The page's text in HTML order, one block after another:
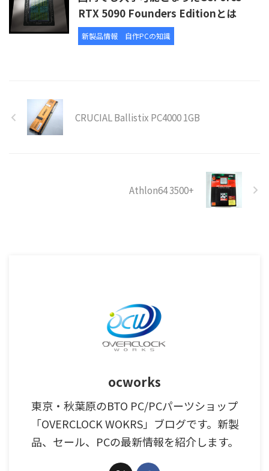
RTX 5090 Founders Editionとは
新製品情報 自作PCの知識
CRUCIAL Ballistix PC4000 1GB
Athlon64 3500+
ocworks
東京・秋葉原のBTO PC/PCパーツショップ
「OVERCLOCK WOKRS」ブログです。新製
品、セール、PCの最新情報を紹介します。